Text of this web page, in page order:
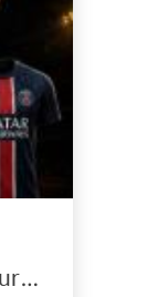
Camisas de Clube Europeu